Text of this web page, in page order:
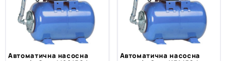
Автоматична насосна
Автоматична насосна